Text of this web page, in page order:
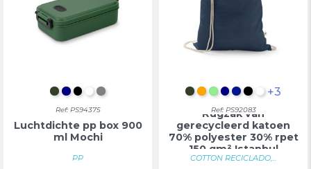
LEGERGROEN
DONKERBLAUW
ZWART
WITGRIJS
Ref: PS94375
Luchtdichte pp box 900
ml Mochi
PP
LEGERGROEN
ORANJE
LICHTGROEN
ZWART
WIT
+3
Ref: PS92083
Rugzak van
gerecycleerd katoen
70% polyester 30% rpet
150 gm² Istanbul
COTTON RECICLADO,...